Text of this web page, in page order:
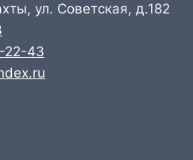
ул. Советская, д.182
22-43